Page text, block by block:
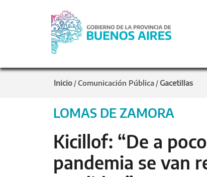
Inicio /Comunicación Pública /Gacetillas
LOMAS DE ZAMORA
Kicillof: “De a
pandemia se van